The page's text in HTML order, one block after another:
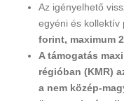
Az igényelhető
egyéni és kollektív
forint, maximum
A támogatás
régióban (KMR)
a nem közép-